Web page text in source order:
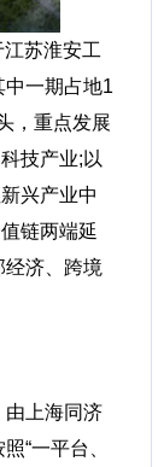
苏淮安工
一期占地1
，重点发展
技产业;以
兴产业中
链两端延
济、跨境
上海同济
“一平台、